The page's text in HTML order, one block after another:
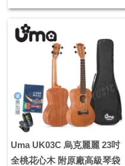
Uma UK03C 烏克麗麗 23吋
全桃花心木 附原廠高級琴袋